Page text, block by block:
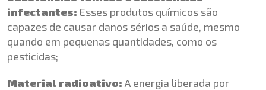
infectantes: Esses produtos químicos são
capazes de causar danos sérios a saúde, mesmo
quando em pequenas quantidades, como os
pesticidas;
Material radioativo: A energia liberada por